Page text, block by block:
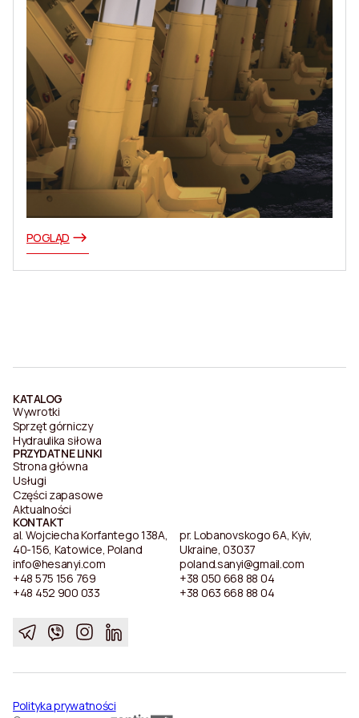
POGLĄD
KATALOG
Wywrotki
Sprzęt górniczy
Hydraulika siłowa
PRZYDATNE LINKI
Strona główna
Usługi
Części zapasowe
Aktualności
KONTAKT
al. Wojciecha Korfantego 138A,
40-156, Katowice, Poland
info@hesanyi.com
+48 575 156 769
+48 452 900 033
pr. Lobanovskogo 6A, Kyiv,
Ukraine, 03037
poland.sanyi@gmail.com
+38 050 668 88 04
+38 063 668 88 04
Polityka prywatności